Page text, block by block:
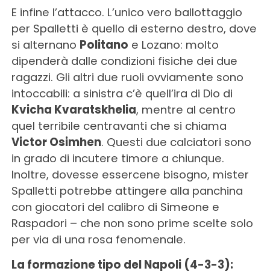
E infine l’attacco. L’unico vero ballottaggio
per Spalletti è quello di esterno destro, dove
si alternano Politano e Lozano: molto
dipenderà dalle condizioni fisiche dei due
ragazzi. Gli altri due ruoli ovviamente sono
intoccabili: a sinistra c’è quell’ira di Dio di
Kvicha Kvaratskhelia, mentre al centro
quel terribile centravanti che si chiama
Victor Osimhen. Questi due calciatori sono
in grado di incutere timore a chiunque.
Inoltre, dovesse essercene bisogno, mister
Spalletti potrebbe attingere alla panchina
con giocatori del calibro di Simeone e
Raspadori – che non sono prime scelte solo
per via di una rosa fenomenale.
La formazione tipo del Napoli (4-3-3):